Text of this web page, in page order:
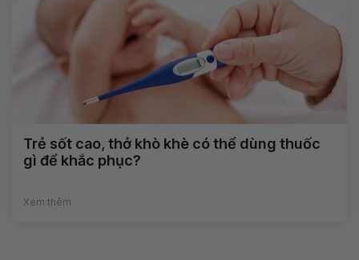
Trẻ sốt cao, thở khò khè có thể dùng thuốc
gì để khắc phục?
Xem thêm